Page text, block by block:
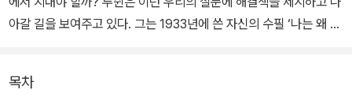
아갈 길을 보여주고 있다. 그는 1933년에 쓴 자신의 수필 ‘나는 왜 소
성을 환기하는 데 있었다”라고 스스로 밝혔다. 루쉰의 글은 병든 사회
목차